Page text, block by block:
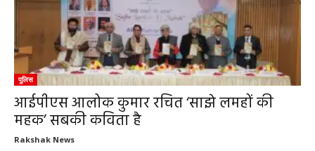
पुलिस
आईपीएस आलोक कुमार रचित ‘साझे लमहों की
महक’ सबकी कविता है
Rakshak News